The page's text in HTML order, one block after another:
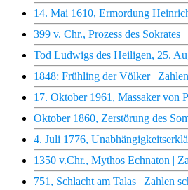
14. Mai 1610, Ermordung
399 v. Chr., Prozess des
Tod Ludwigs des Heiligen, 25.
1848: Frühling der Völker |
17. Oktober 1961, Massaker von
Oktober 1860, Zerstörung des
4. Juli 1776,
1350 v.Chr., Mythos Echnaton |
751, Schlacht am Talas | Zahlen